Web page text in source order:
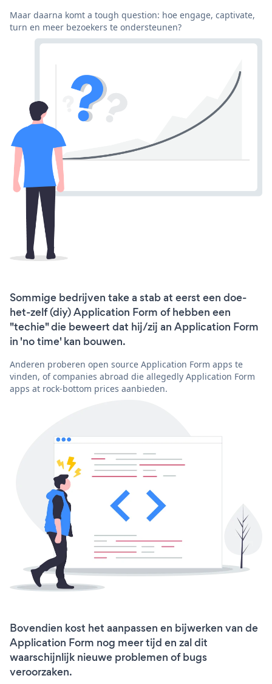
Maar daarna komt a tough question: hoe engage, captivate,
turn en meer bezoekers te ondersteunen?
Sommige bedrijven take a stab at eerst een doe-
het-zelf (diy) Application Form of hebben een
"techie" die beweert dat hij/zij an Application Form
in 'no time' kan bouwen.
Anderen proberen open source Application Form apps te
vinden, of companies abroad die allegedly Application Form
apps at rock-bottom prices aanbieden.
Bovendien kost het aanpassen en bijwerken van de
Application Form nog meer tijd en zal dit
waarschijnlijk nieuwe problemen of bugs
veroorzaken.